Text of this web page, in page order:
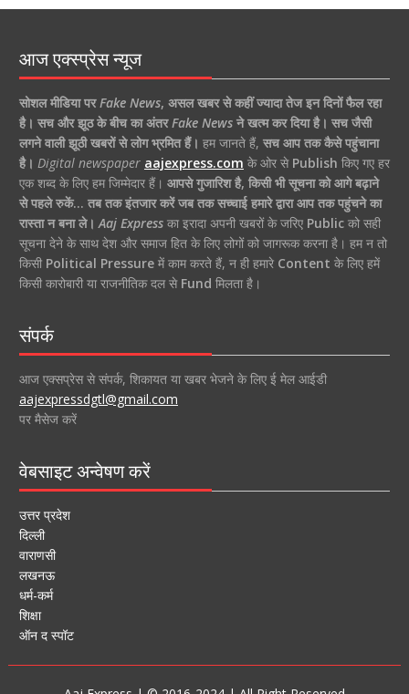
आज एक्स्प्रेस न्यूज
सोशल मीडिया परFake News, असल खबर से कहीं ज्यादा तेज इन दिनों फैल रहा
है। सच और झूठ के बीच का अंतरFake Newsने खत्म कर दिया है। सच जैसी
लगने वाली झूठी खबरों से लोग भ्रमित हैं। हम जानते हैं, सच आप तक कैसे पहुंचाना
है। Digital newspaper aajexpress.com के ओर से Publish किए गए हर
एक शब्द के लिए हम जिम्मेदार हैं। आपसे गुजारिश है, किसी भी सूचना को आगे बढ़ाने
से पहले रुकें… तब तक इंतजार करें जब तक सच्चाई हमारे द्वारा आप तक पहुंचने का
रास्ता न बना ले। Aaj Expressका इरादा अपनी खबरों के जरिए Publicको सही
सूचना देने के साथ देश और समाज हित के लिए लोगों को जागरूक करना है। हम न तो
किसी Political Pressureमें काम करते हैं, न ही हमारे Content के लिए हमें
किसी कारोबारी या राजनीतिक दल से Fund मिलता है।
संपर्क
आज एक्सप्रेस से संपर्क, शिकायत या खबर भेजने के लिए ई मेल आईडी
aajexpressdgtl@gmail.com
पर मैसेज करें
वेबसाइट अन्वेषण करें
उत्तर प्रदेश
दिल्ली
वाराणसी
लखनऊ
धर्म-कर्म
शिक्षा
ऑन द स्पॉट